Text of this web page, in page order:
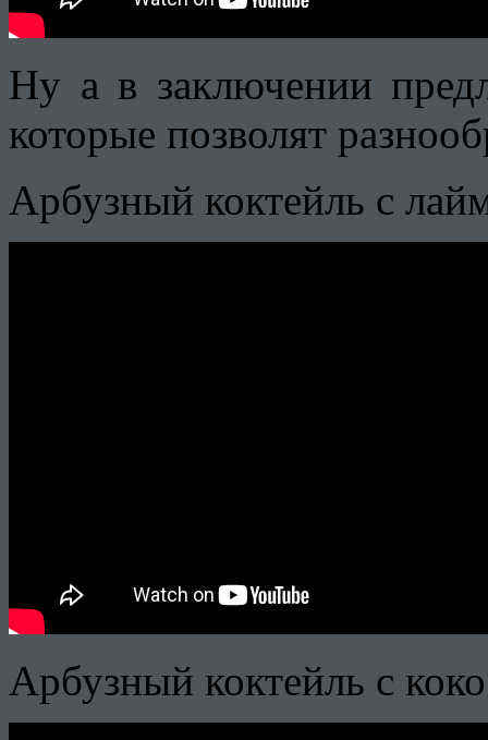
Ну а в заключении
которые позволят
Арбузный коктейль с
Арбузный коктейль с